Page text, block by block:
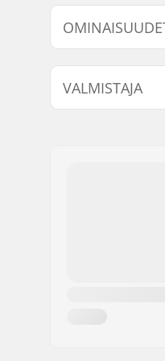
Renkaan
Laakerit:
VALMISTAJA